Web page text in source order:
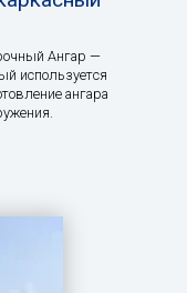
Ангар —
используется
ангара